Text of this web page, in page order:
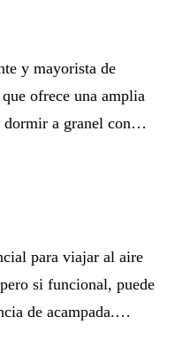
y mayorista de
ofrece una amplia
dormir a granel con
Nuestra serie de
de...
para viajar al aire
si funcional, puede
de acampada.
controlar la temperatura,